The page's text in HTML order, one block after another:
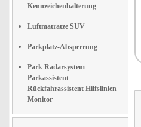
Kennzeichenhalterung
Luftmatratze SUV
Parkplatz-Absperrung
Park Radarsystem
Parkassistent
Rückfahrassistent Hilfslinien
Monitor